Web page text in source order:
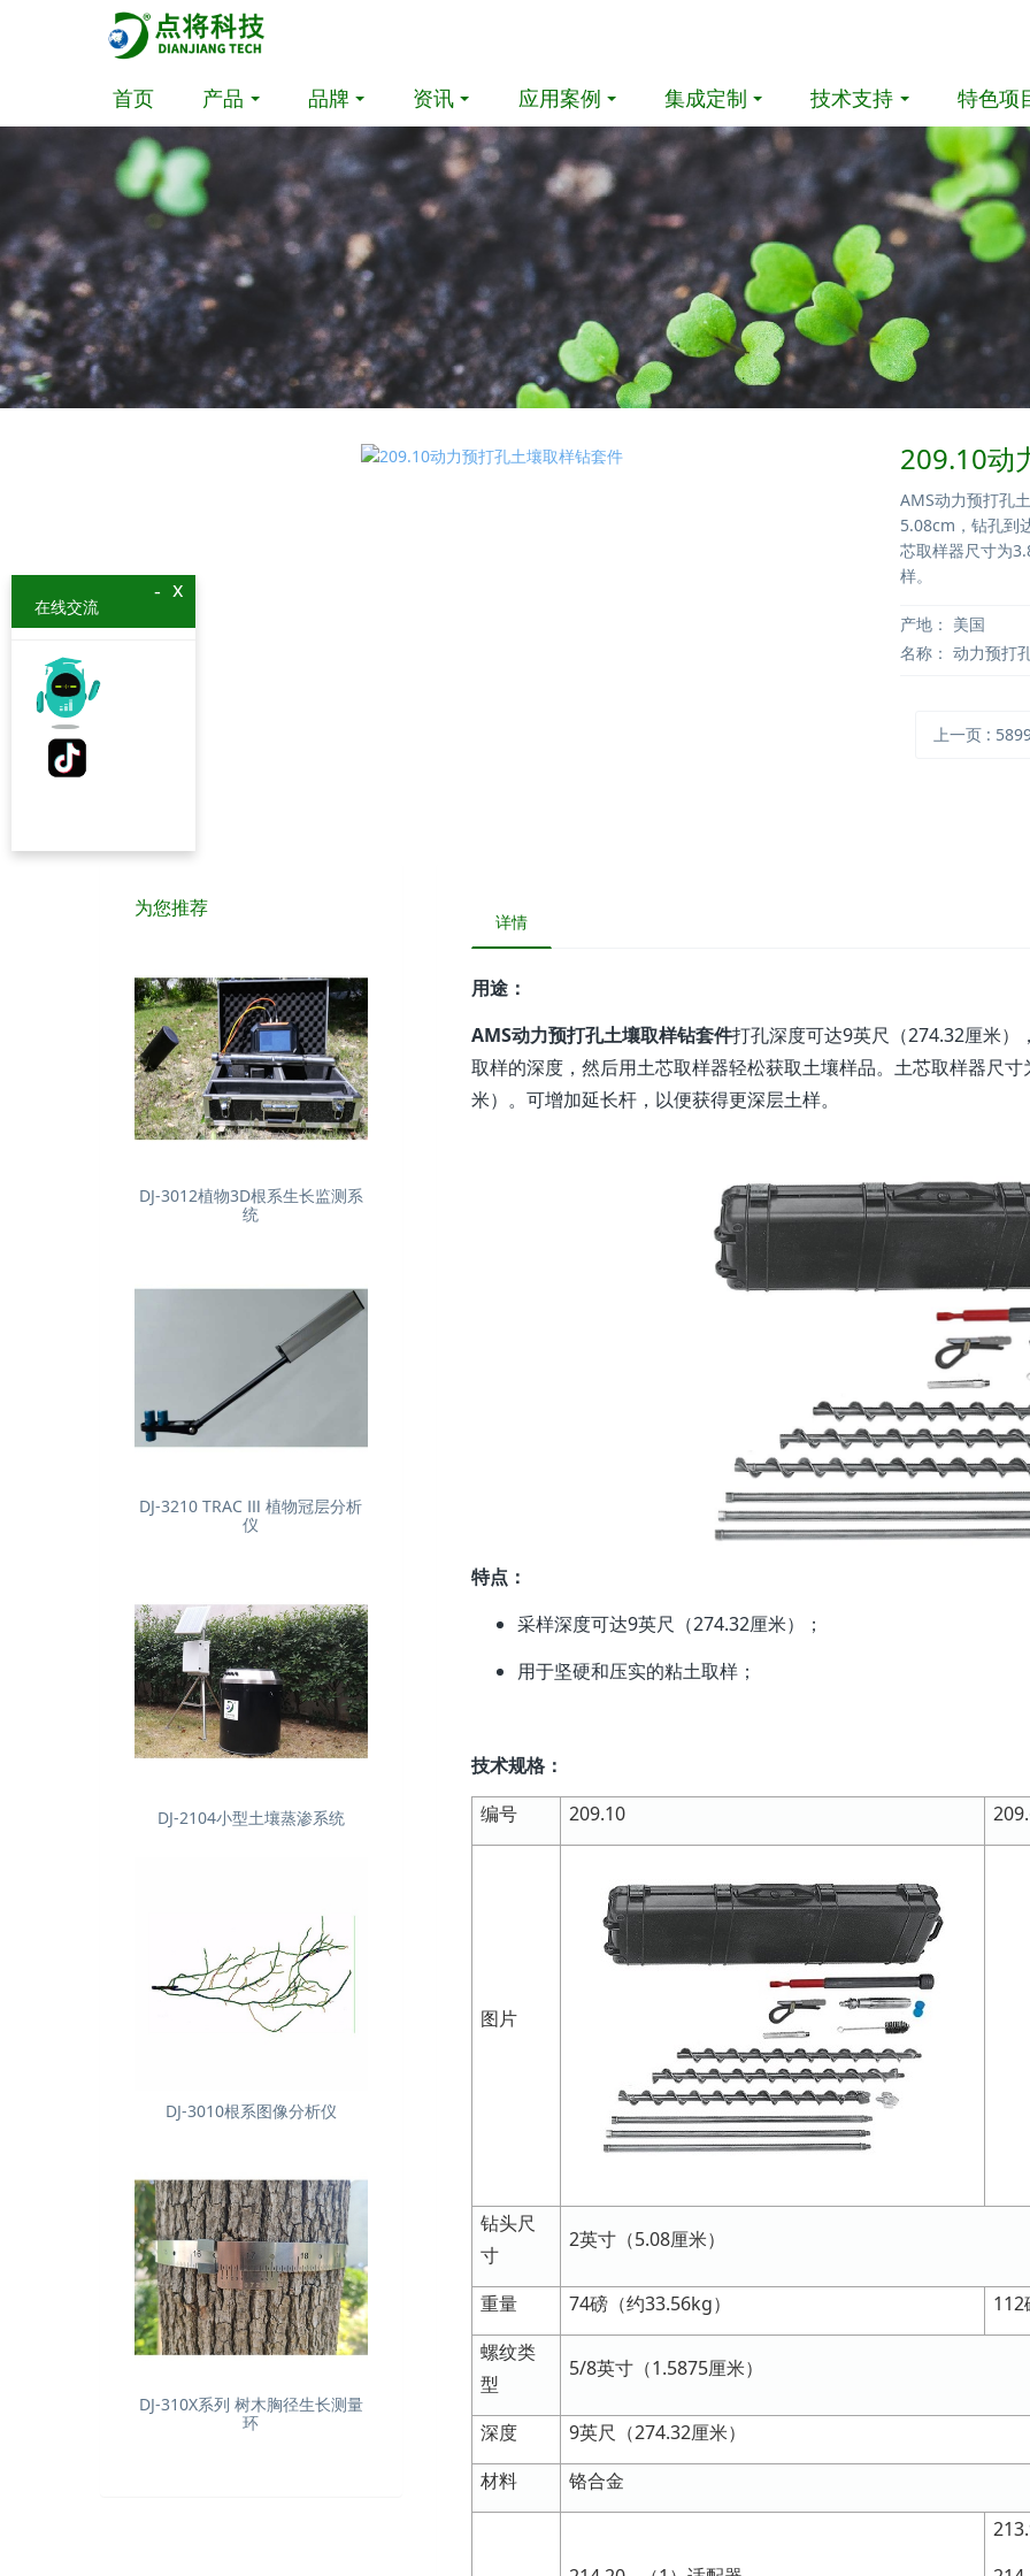
首页 产品 品牌 资讯 应用案例 集成定制 技术支持 特色项
209.10动
AMS动力预打孔
5.08cm，钻孔到
芯取样器尺寸为
样。
产地： 美国
名称： 动力预打
上一页 : 58990铝
详情
用途：
AMS动力预打孔土壤取样钻套件打孔深度可达9英尺（274.32厘米
取样的深度，然后用土芯取样器轻松获取土壤样品。土芯取样器尺
米）。可增加延长杆，以便获得更深层土样。
特点：
采样深度可达9英尺（274.32厘米）；
用于坚硬和压实的粘土取样；
技术规格：
编号
209.10
图片
钻头尺
寸
2英寸（5.08厘米）
重量 74磅（约33.56kg）
螺纹类
型
5/8英寸（1.5875厘米）
深度
9英尺（274.32厘米）
材料
铬合金
为您推荐
DJ-3012植物3D根系生长监测系
统
DJ-3210 TRAC Ⅲ 植物冠层分析
仪
DJ-2104小型土壤蒸渗系统
DJ-3010根系图像分析仪
DJ-310X系列 树木胸径生长测量
环
x
-
在线交流